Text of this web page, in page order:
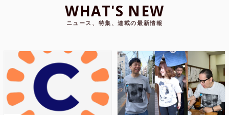
WHAT'S NEW
ニュース、特集、連載の最新情報